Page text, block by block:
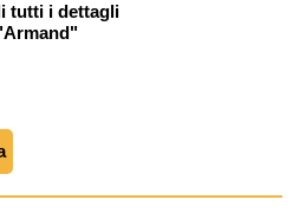
tutti i dettagli